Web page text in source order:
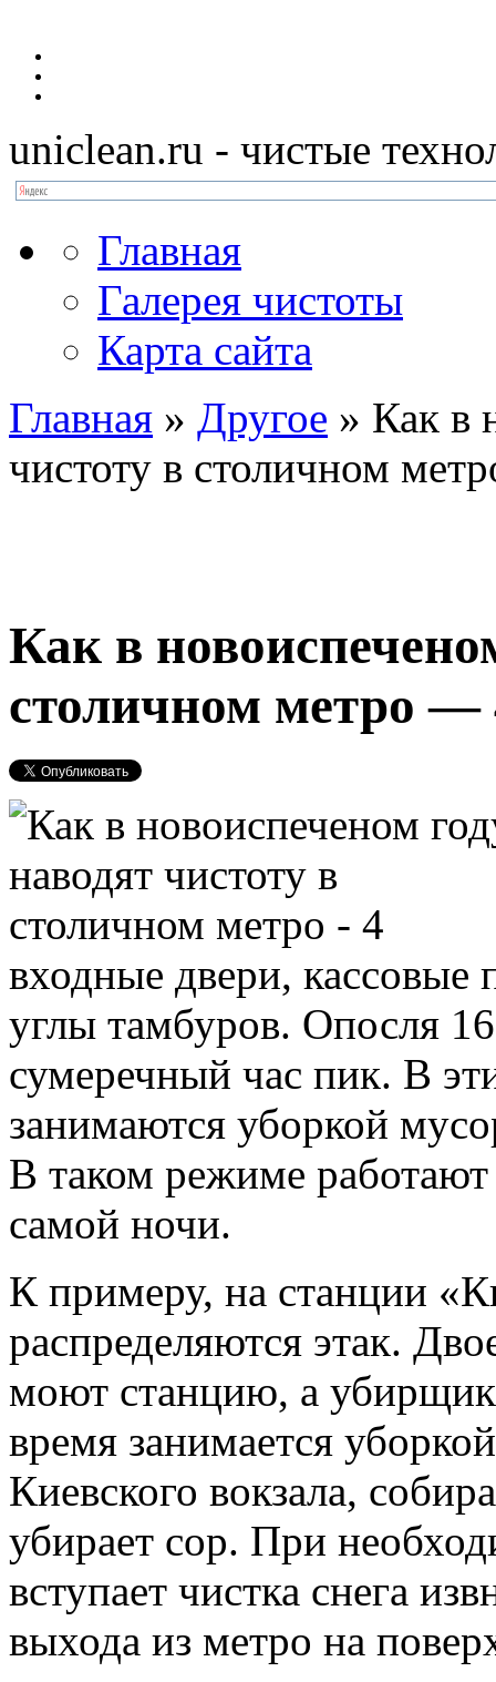
uniclean.ru - чистые
Главная
Галерея чистоты
Карта сайта
Главная » Другое » Как в
чистоту в столичном
Как в
столичном метро —
входные двери, кассовые
углы тамбуров. Опосля
сумеречный час пик. В
занимаются уборкой
В таком режиме
самой ночи.
К примеру, на станции
распределяются этак.
моют станцию, а
время занимается
Киевского вокзала,
убирает сор. При
вступает чистка снега
выхода из метро на